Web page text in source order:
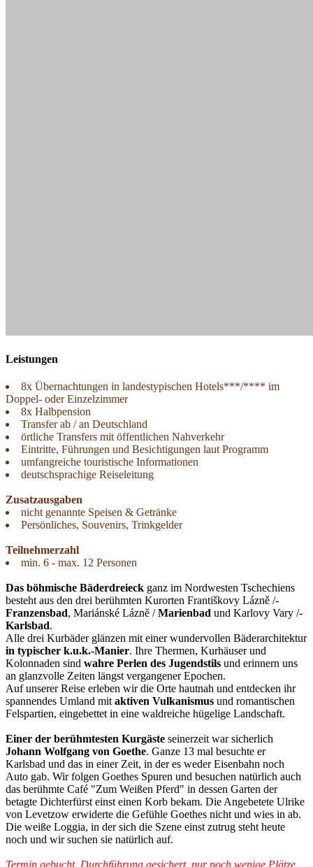
Leistungen
8x Übernachtungen in landestypischen Hotels***/­**** im
Doppel- oder Einzelzimmer
8x Halbpension
Transfer ab /­ an Deutschland
örtliche Transfers mit öffentlichen Nahverkehr
Eintritte, Führungen und Besichtigungen laut Programm
umfangreiche touristische Informationen
deutschsprachige Reiseleitung
Zusatzausgaben
nicht genannte Speisen & Getränke
Persönliches, Souvenirs, Trinkgelder
Teilnehmerzahl
min. 6 - max. 12 Personen
Das böhmische Bäderdreieck ganz im Nordwesten Tschechiens
besteht aus den drei berühmten Kurorten Františkovy Lázně /­
Franzensbad, Mariánské Lázně /­Marienbad und Karlovy Vary /­
Karlsbad.
Alle drei Kurbäder glänzen mit einer wundervollen Bäderarchitektur
in typischer k.u.k.-Manier. Ihre Thermen, Kurhäuser und
Kolonnaden sind wahre Perlen des Jugendstils und erinnern uns
an glanzvolle Zeiten längst vergangener Epochen.
Auf unserer Reise erleben wir die Orte hautnah und entdecken ihr
spannendes Umland mitaktiven Vulkanismus und romantischen
Felspartien, eingebettet in eine waldreiche hügelige Landschaft.
Einer der berühmtesten Kurgäste seinerzeit war sicherlich
Johann Wolfgang von Goethe. Ganze 13 mal besuchte er
Karlsbad und das in einer Zeit, in der es weder Eisenbahn noch
Auto gab. Wir folgen Goethes Spuren und besuchen natürlich auch
das berühmte Café "Zum Weißen Pferd" in dessen Garten der
betagte Dichterfürst einst einen Korb bekam. Die Angebetete Ulrike
von Levetzow erwiderte die Gefühle Goethes nicht und wies in ab.
Die weiße Loggia, in der sich die Szene einst zutrug steht heute
noch und wir suchen sie natürlich auf.